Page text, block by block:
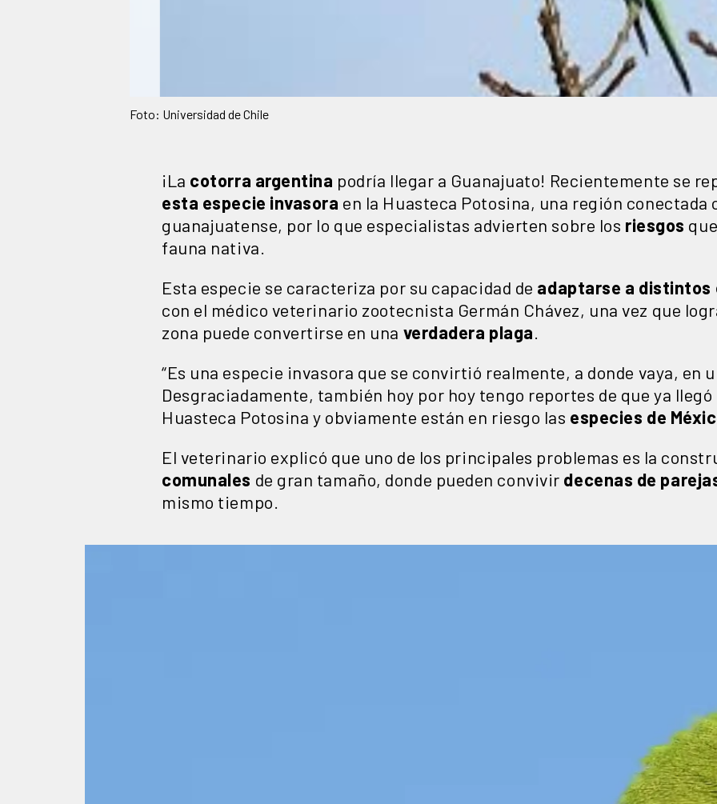
Foto: Universidad de Chile
¡La cotorra argentina podría llegar a Guanajuato! Recientemente se
esta especie invasora en la Huasteca Potosina, una región conectada
guanajuatense, por lo que especialistas advierten sobre los riesgos
fauna nativa.
Esta especie se caracteriza por su capacidad de adaptarse a distintos
con el médico veterinario zootecnista Germán Chávez, una vez que
zona puede convertirse en una verdadera plaga
“Es una especie invasora que se convirtió realmente, a donde vaya, en
Desgraciadamente, también hoy por hoy tengo reportes de que ya llegó
Huasteca Potosina y obviamente están en riesgo las especies de
El veterinario explicó que uno de los principales problemas es la
comunales de gran tamaño, donde pueden convivir decenas de
mismo tiempo.